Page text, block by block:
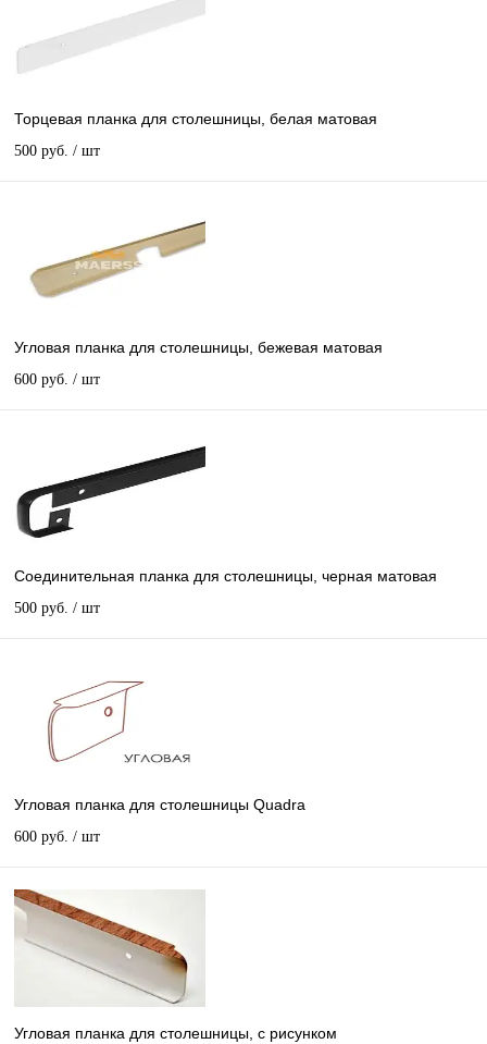
Торцевая планка для столешницы, белая матовая
500 руб. / шт
Угловая планка для столешницы, бежевая матовая
600 руб. / шт
Соединительная планка для столешницы, черная матовая
500 руб. / шт
Угловая планка для столешницы Quadra
600 руб. / шт
Угловая планка для столешницы, с рисунком